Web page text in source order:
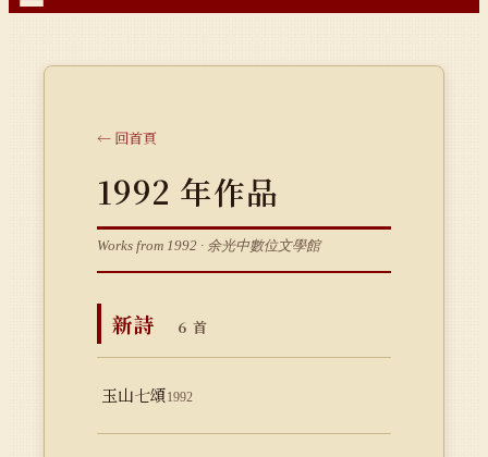
← 回首頁
1992 年作品
Works from 1992 · 余光中數位文學館
新詩 6 首
玉山七頌1992